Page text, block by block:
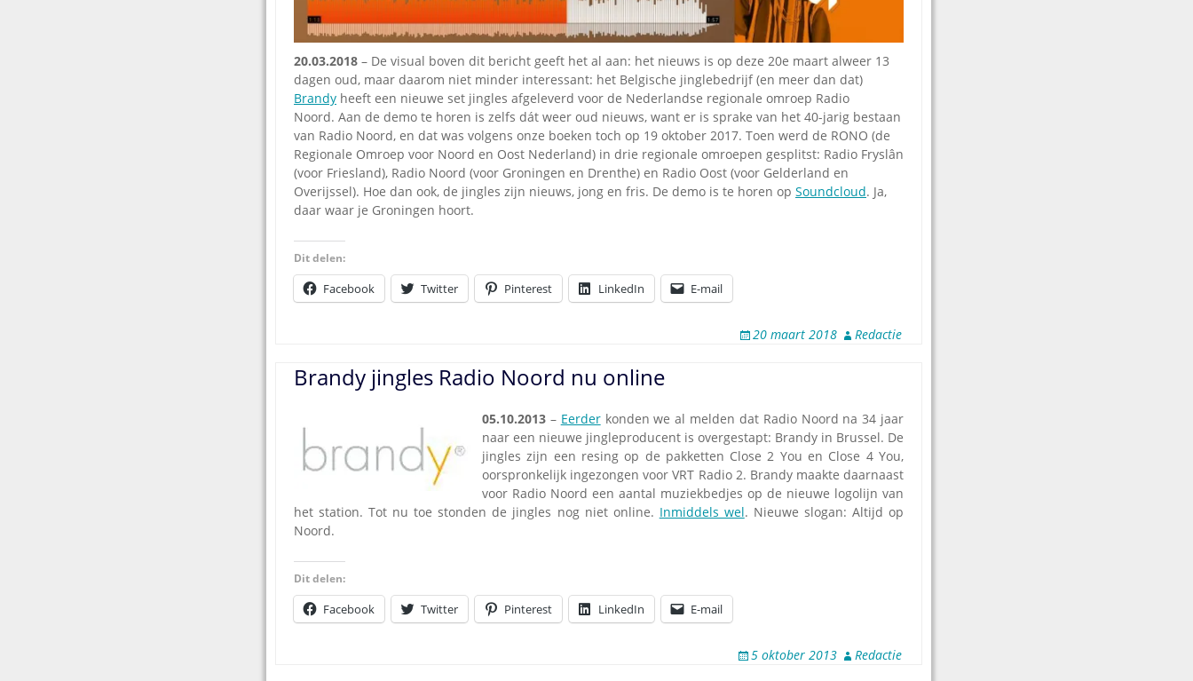
Omroepbanden
Stoomfluit Klaas
Vaak
Uitvinding
jinglecassette
20.03.2018 – De visual boven dit bericht geeft het al aan: het nieuws is op deze 20e maart alweer 13
dagen oud, maar daarom niet minder interessant: het Belgische jinglebedrijf (en meer dan dat)
Brandy heeft een nieuwe set jingles afgeleverd voor de Nederlandse regionale omroep Radio
Noord. Aan de demo te horen is zelfs dát weer oud nieuws, want er is sprake van het 40-jarig bestaan
van Radio Noord, en dat was volgens onze boeken toch op 19 oktober 2017. Toen werd de RONO (de
Regionale Omroep voor Noord en Oost Nederland) in drie regionale omroepen gesplitst: Radio Fryslân
(voor Friesland), Radio Noord (voor Groningen en Drenthe) en Radio Oost (voor Gelderland en
Overijssel). Hoe dan ook, de jingles zijn nieuws, jong en fris. De demo is te horen op Soundcloud. Ja,
daar waar je Groningen hoort.
Dit delen:
Facebook Twitter Pinterest LinkedIn E-mail
20 maart 2018 Redactie
Brandy jingles Radio Noord nu online
05.10.2013 – Eerderkonden we al melden dat Radio Noord na 34 jaar
naar een nieuwe jingleproducent is overgestapt: Brandy in Brussel. De
jingles zijn een resing op de pakketten Close 2 You en Close 4 You,
oorspronkelijk ingezongen voor VRT Radio 2. Brandy maakte daarnaast
voor Radio Noord een aantal muziekbedjes op de nieuwe logolijn van
het station. Tot nu toe stonden de jingles nog niet online. Inmiddels wel. Nieuwe slogan: Altijd op
Noord.
Dit delen:
Facebook Twitter Pinterest LinkedIn E-mail
5 oktober 2013 Redactie